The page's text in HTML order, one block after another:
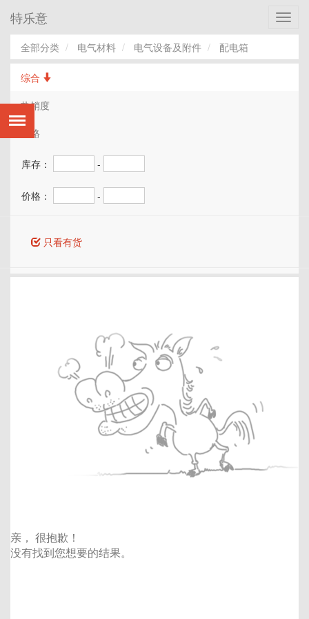
特乐意
全部分类 电气材料 电气设备及附件 配电箱
综合
热销度
价格
库存： -
价格： -
只看有货
亲， 很抱歉！
没有找到您想要的结果。